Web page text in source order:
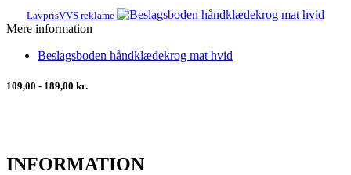
LavprisVVS reklame
Mere information
Beslagsboden håndklædekrog mat hvid
109,00 - 189,00 kr.
INFORMATION